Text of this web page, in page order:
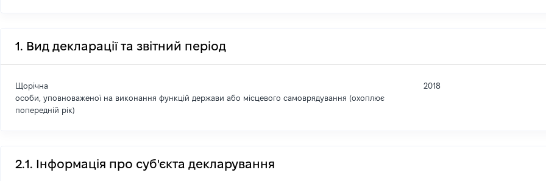
1. Вид декларації та звітний період
Щорічна
особи, уповноваженої на виконання функцій держави або місцевого самоврядування (охоплює
попередній рік)
2018
2.1. Інформація про суб'єкта декларування